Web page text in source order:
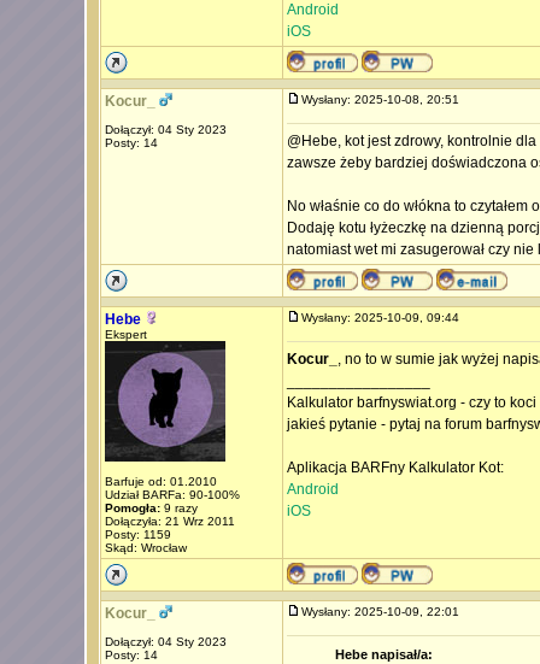
Android
iOS
Kocur_
Dołączył: 04 Sty 2023
Posty: 14
Wysłany: 2025-10-08, 20:51
@Hebe, kot jest zdrowy, kontrolnie
zawsze żeby bardziej doświadczona
No właśnie co do włókna to
Dodaję kotu łyżeczkę na dzienną
natomiast wet mi zasugerował czy
Hebe
Ekspert
Barfuje od: 01.2010
Udział BARFa: 90-100%
Pomogła:9 razy
Dołączyła: 21 Wrz 2011
Posty: 1159
Skąd: Wrocław
Wysłany: 2025-10-09, 09:44
Kocur_ , no to w sumie jak wyżej
Kalkulator barfnyswiat.org - czy to
jakieś pytanie - pytaj na forum
Aplikacja BARFny Kalkulator Kot:
Android
iOS
Kocur_
Dołączył: 04 Sty 2023
Posty: 14
Wysłany: 2025-10-09, 22:01
Hebe napisał/a: